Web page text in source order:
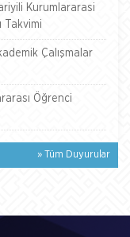
Kurumlararasi
Takvimi
Çalışmalar
Öğrenci
» Tüm Duyurular